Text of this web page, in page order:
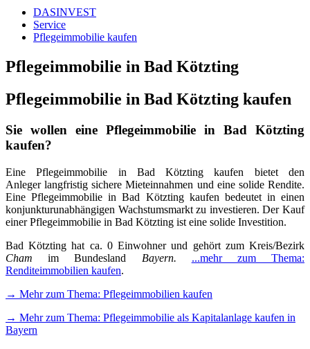
DASINVEST
Service
Pflegeimmobilie kaufen
Pflegeimmobilie in Bad Kötzting
Pflegeimmobilie in Bad Kötzting kaufen
Sie wollen eine Pflegeimmobilie in Bad Kötzting
kaufen?
Eine Pflegeimmobilie in Bad Kötzting kaufen bietet den
Anleger langfristig sichere Mieteinnahmen und eine solide Rendite.
Eine Pflegeimmobilie in Bad Kötzting kaufen bedeutet in einen
konjunkturunabhängigen Wachstumsmarkt zu investieren. Der Kauf
einer Pflegeimmobilie in Bad Kötzting ist eine solide Investition.
Bad Kötzting hat ca. 0 Einwohner und gehört zum Kreis/Bezirk
Cham im Bundesland Bayern. ...mehr zum Thema:
Renditeimmobilien kaufen.
→ Mehr zum Thema: Pflegeimmobilien kaufen
→ Mehr zum Thema: Pflegeimmobilie als Kapitalanlage kaufen in
Bayern